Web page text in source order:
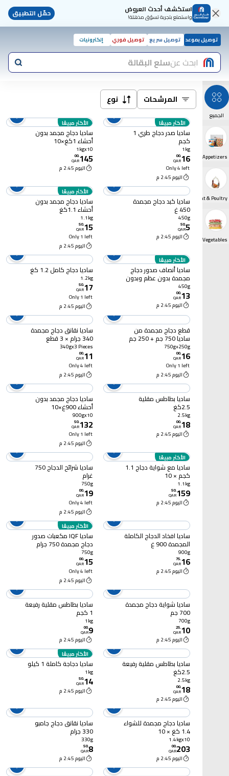
استكشف أحدث العروض
واستمتع بتجربة تسوّق مذهلة! حمّل التطبيق
توصيل بموعد توصيل سريع توصيل فوري إلكترونيات
ابحث عنسلع البقالة
الجميع
Ready Meals & Appetizers
Frozen Meat & Poultry
Frozen Fruits & Vegetables
المرشحات نوع
الأكثر مبيعًا
ساديا صدر دجاج طري 1
كجم
1kg
16
.
00
QAR
Only 4 left
اليوم 2:45 م
الأكثر مبيعًا
ساديا دجاج مجمد بدون
أحشاء 1كغ×10
1kgx10
145
.
00
QAR
اليوم 2:45 م
ساديا كبد دجاج مجمدة
450 غ
450g
5
.
50
QAR
اليوم 2:45 م
الأكثر مبيعًا
ساديا دجاج مجمد بدون
أحشاء 1.1كغ
1.1kg
15
.
50
QAR
Only 1 left
اليوم 2:45 م
الأكثر مبيعًا
ساديا أنصاف صدور دجاج
مجمدة بدون عظم وبدون
جلد 450غ
450g
13
.
00
QAR
اليوم 2:45 م
ساديا دجاج كامل 1.2 كغ
1.2kg
17
.
50
QAR
Only 1 left
اليوم 2:45 م
قطع دجاج مجمدة من
ساديا 750 جم + 250 جم
750g+250g
16
.
00
QAR
Only 1 left
اليوم 2:45 م
ساديا نقانق دجاج مجمدة
340 جرام × 3 قطع
340gx3 Pieces
11
.
00
QAR
Only 4 left
اليوم 2:45 م
ساديا بطاطس مقلية
2.5كغ
2.5kg
18
.
00
QAR
اليوم 2:45 م
ساديا دجاج مجمد بدون
أحشاء 900غ×10
900gx10
132
.
50
QAR
Only 1 left
اليوم 2:45 م
الأكثر مبيعًا
ساديا مع شواية دجاج 1.1
كجم × 10
1.1kg
159
.
50
QAR
اليوم 2:45 م
ساديا شرائح الدجاج 750
غرام
750g
19
.
00
QAR
Only 4 left
اليوم 2:45 م
ساديا افخاد الدجاج الكاملة
المجمدة 900 غ
900g
16
.
75
QAR
اليوم 2:45 م
الأكثر مبيعًا
ساديا IQF مكعبات صدور
دجاج مجمدة 750 جرام
750g
15
.
00
QAR
Only 4 left
اليوم 2:45 م
ساديا شواية دجاج مجمدة
700 جم
700g
10
.
25
QAR
اليوم 2:45 م
ساديا بطاطس مقلية رفيعة
1 كجم
1kg
9
.
00
QAR
اليوم 2:45 م
ساديا بطاطس مقلية رفيعة
2.5كغ
2.5kg
18
.
00
QAR
اليوم 2:45 م
الأكثر مبيعًا
ساديا دجاجة كاملة 1 كيلو
1kg
14
.
50
QAR
اليوم 2:45 م
ساديا دجاج مجمدة للشواء
1.4 كغ × 10
1.4kgx10
203
.
00
QAR
اليوم 2:45 م
ساديا نقانق دجاج جامبو
330 جرام
330g
8
.
50
QAR
اليوم 2:45 م